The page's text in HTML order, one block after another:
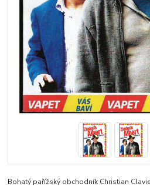
Bohatý pařížský obchodník Christian